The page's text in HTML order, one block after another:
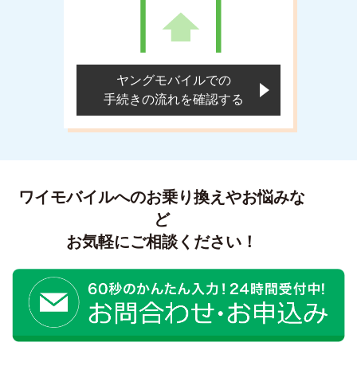
ヤングモバイルでの
手続きの流れを確認する
ワイモバイルへのお乗り換えやお悩みな
ど
お気軽にご相談ください！